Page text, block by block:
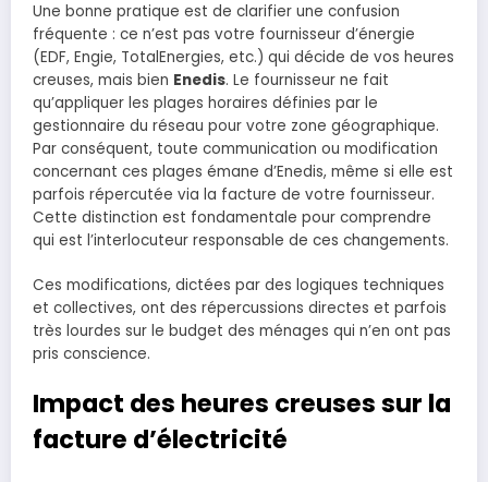
Une bonne pratique est de clarifier une confusion
fréquente : ce n’est pas votre fournisseur d’énergie
(EDF, Engie, TotalEnergies, etc.) qui décide de vos heures
creuses, mais bien Enedis. Le fournisseur ne fait
qu’appliquer les plages horaires définies par le
gestionnaire du réseau pour votre zone géographique.
Par conséquent, toute communication ou modification
concernant ces plages émane d’Enedis, même si elle est
parfois répercutée via la facture de votre fournisseur.
Cette distinction est fondamentale pour comprendre
qui est l’interlocuteur responsable de ces changements.
Ces modifications, dictées par des logiques techniques
et collectives, ont des répercussions directes et parfois
très lourdes sur le budget des ménages qui n’en ont pas
pris conscience.
Impact des heures creuses sur la
facture d’électricité